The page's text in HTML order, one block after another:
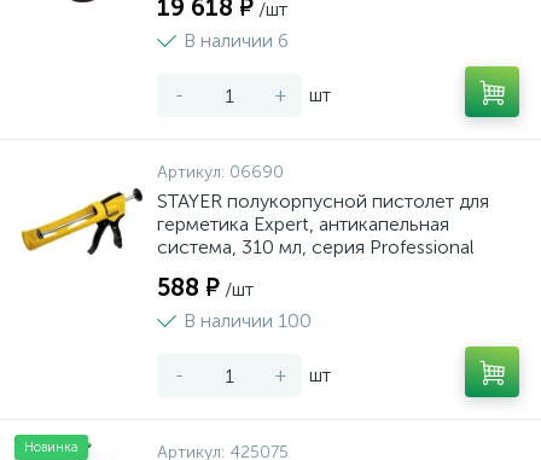
19 618 ₽ /шт
В наличии 6
- + шт
Артикул: 06690
STAYER полукорпусной пистолет для
герметика Expert, антикапельная
система, 310 мл, серия Professional
588 ₽ /шт
В наличии 100
- + шт
Новинка Артикул: 425075